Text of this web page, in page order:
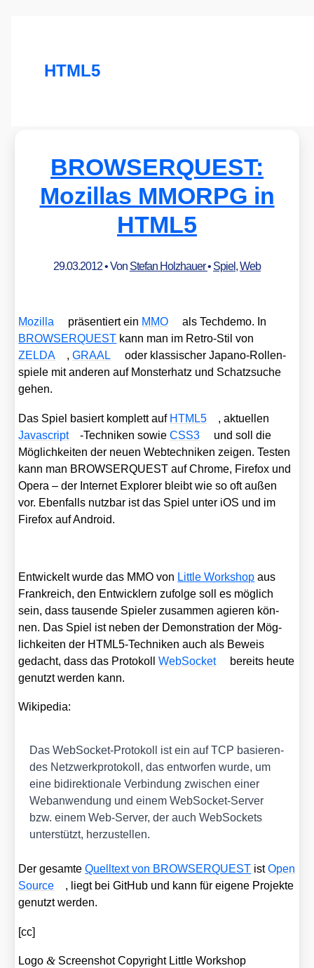
HTML5
BROWSERQUEST:
Mozillas MMORPG in
HTML5
29.03.2012• Von Stefan Holzhauer• Spiel,Web
Mozil­la prä­sen­tiert ein MMO
als Tech­de­mo. In
BROWSERQUEST kann man im Retro-Stil von
ZELDA
,GRAAL
oder klas­si­scher Japa­no-Rol­len­
spie­le mit ande­ren auf Mons­ter­hatz und Schatz­su­che
gehen.
Das Spiel basiert kom­plett auf HTML5
, aktu­el­len
Java­script
-Tech­ni­ken sowieCSS3
und soll die
Mög­lich­kei­ten der neu­en Web­tech­ni­ken zei­gen. Tes­ten
kann man BROWSERQUEST auf Chro­me, Fire­fox und
Ope­ra – der Inter­net Explo­rer bleibt wie so oft außen
vor. Eben­falls nutz­bar ist das Spiel unter iOS und im
Fire­fox auf Android.
Ent­wi­ckelt wur­de das MMO von Litt­le Work­shop aus
Frank­reich, den Ent­wick­lern zufol­ge soll es mög­lich
sein, dass tau­sen­de Spie­ler zusam­men agie­ren kön­
nen. Das Spiel ist neben der Demons­tra­ti­on der Mög­
lich­kei­ten der HTM­L5-Tech­ni­ken auch als Beweis
gedacht, dass das Pro­to­kollWeb­So­cket
bereits heu­te
genutzt wer­den kann.
Wiki­pe­dia:
Das Web­So­cket-Pro­to­koll ist ein auf TCP basie­ren­
des Netz­werk­pro­to­koll, das ent­wor­fen wur­de, um
eine bidi­rek­tio­na­le Ver­bin­dung zwi­schen einer
Web­an­wen­dung und einem Web­So­cket-Ser­ver
bzw. einem Web-Ser­ver, der auch Web­So­ckets
unter­stützt, her­zu­stel­len.
Der gesam­teQuell­text von BROWSERQUEST istOpen
Source
, liegt bei Git­Hub und kann für eige­ne Pro­jek­te
genutzt wer­den.
[cc]
Logo& Screen­shot Copy­right Litt­le Work­shop